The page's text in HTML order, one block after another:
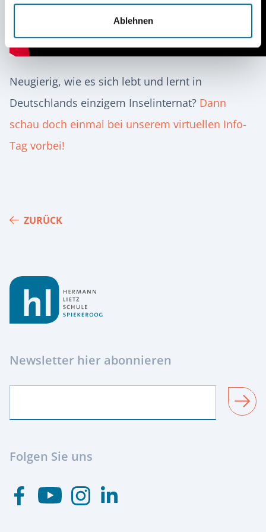
Ablehnen
Neugierig, wie es sich lebt und lernt in
Deutschlands einzigem Inselinternat? Dann
schau doch einmal bei unserem virtuellen Info-
Tag vorbei!
ZURÜCK
Newsletter hier abonnieren
SENDEN
Folgen Sie uns
Besuchen Sie uns auf Facebook
Besuchen Sie uns auf Youtube
Besuchen Sie uns auf Instagram
Visit us at Linkedin